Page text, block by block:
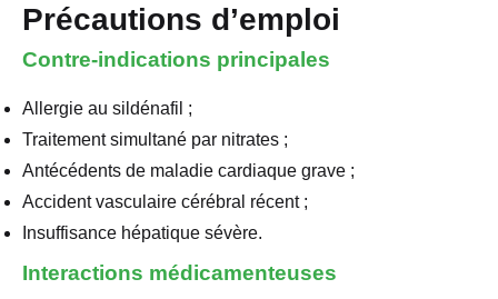
Précautions d’emploi
Contre-indications principales
Allergie au sildénafil ;
Traitement simultané par nitrates ;
Antécédents de maladie cardiaque grave ;
Accident vasculaire cérébral récent ;
Insuffisance hépatique sévère.
Interactions médicamenteuses